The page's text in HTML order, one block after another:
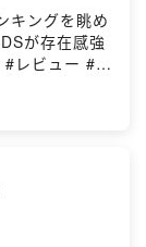
その他
か をお気軽
は
い。//// 番組
かの今後の
た。ポッド
その他
をお気軽
キングを眺め
が存在感強
レビュー #解
soft-
こへい／
｜オープニ
｜